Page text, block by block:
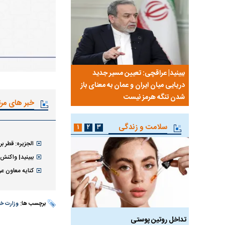
خبر های
الجزیره:
ببینید|
کنایه معاون
برچسب ها: وزارت
ببینید| عراقچی: تعیین مسیر جدید
دریایی میان ایران و عمان به معنای باز
شدن تنگه هرمز نیست
سلامت و زندگی
تداخل روتین پوستی
۱ ۲ ۳